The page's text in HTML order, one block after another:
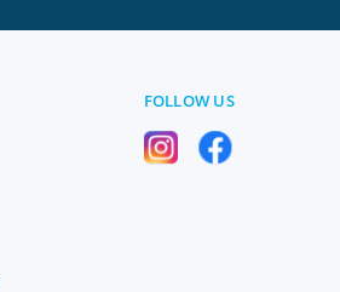
FOLLOW US